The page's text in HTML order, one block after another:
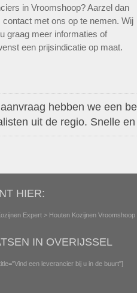
in Vroomshoop? Aarzel dan
contact met ons op te nemen. Wij
graag meer informaties of
een prijsindicatie op maat.
hebben we een
uit de regio. Snelle
HIER:
Expert > Houten Kozijnen Vroomshoop
IN OVERIJSSEL
een leverancier bij u in de buurt"]